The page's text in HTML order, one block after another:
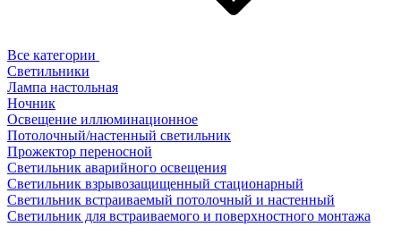
Все категории
Светильники
Лампа настольная
Ночник
Освещение иллюминационное
Потолочный/настенный светильник
Прожектор переносной
Светильник аварийного освещения
Светильник взрывозащищенный стационарный
Светильник встраиваемый потолочный и настенный
Светильник для встраиваемого и поверхностного монтажа